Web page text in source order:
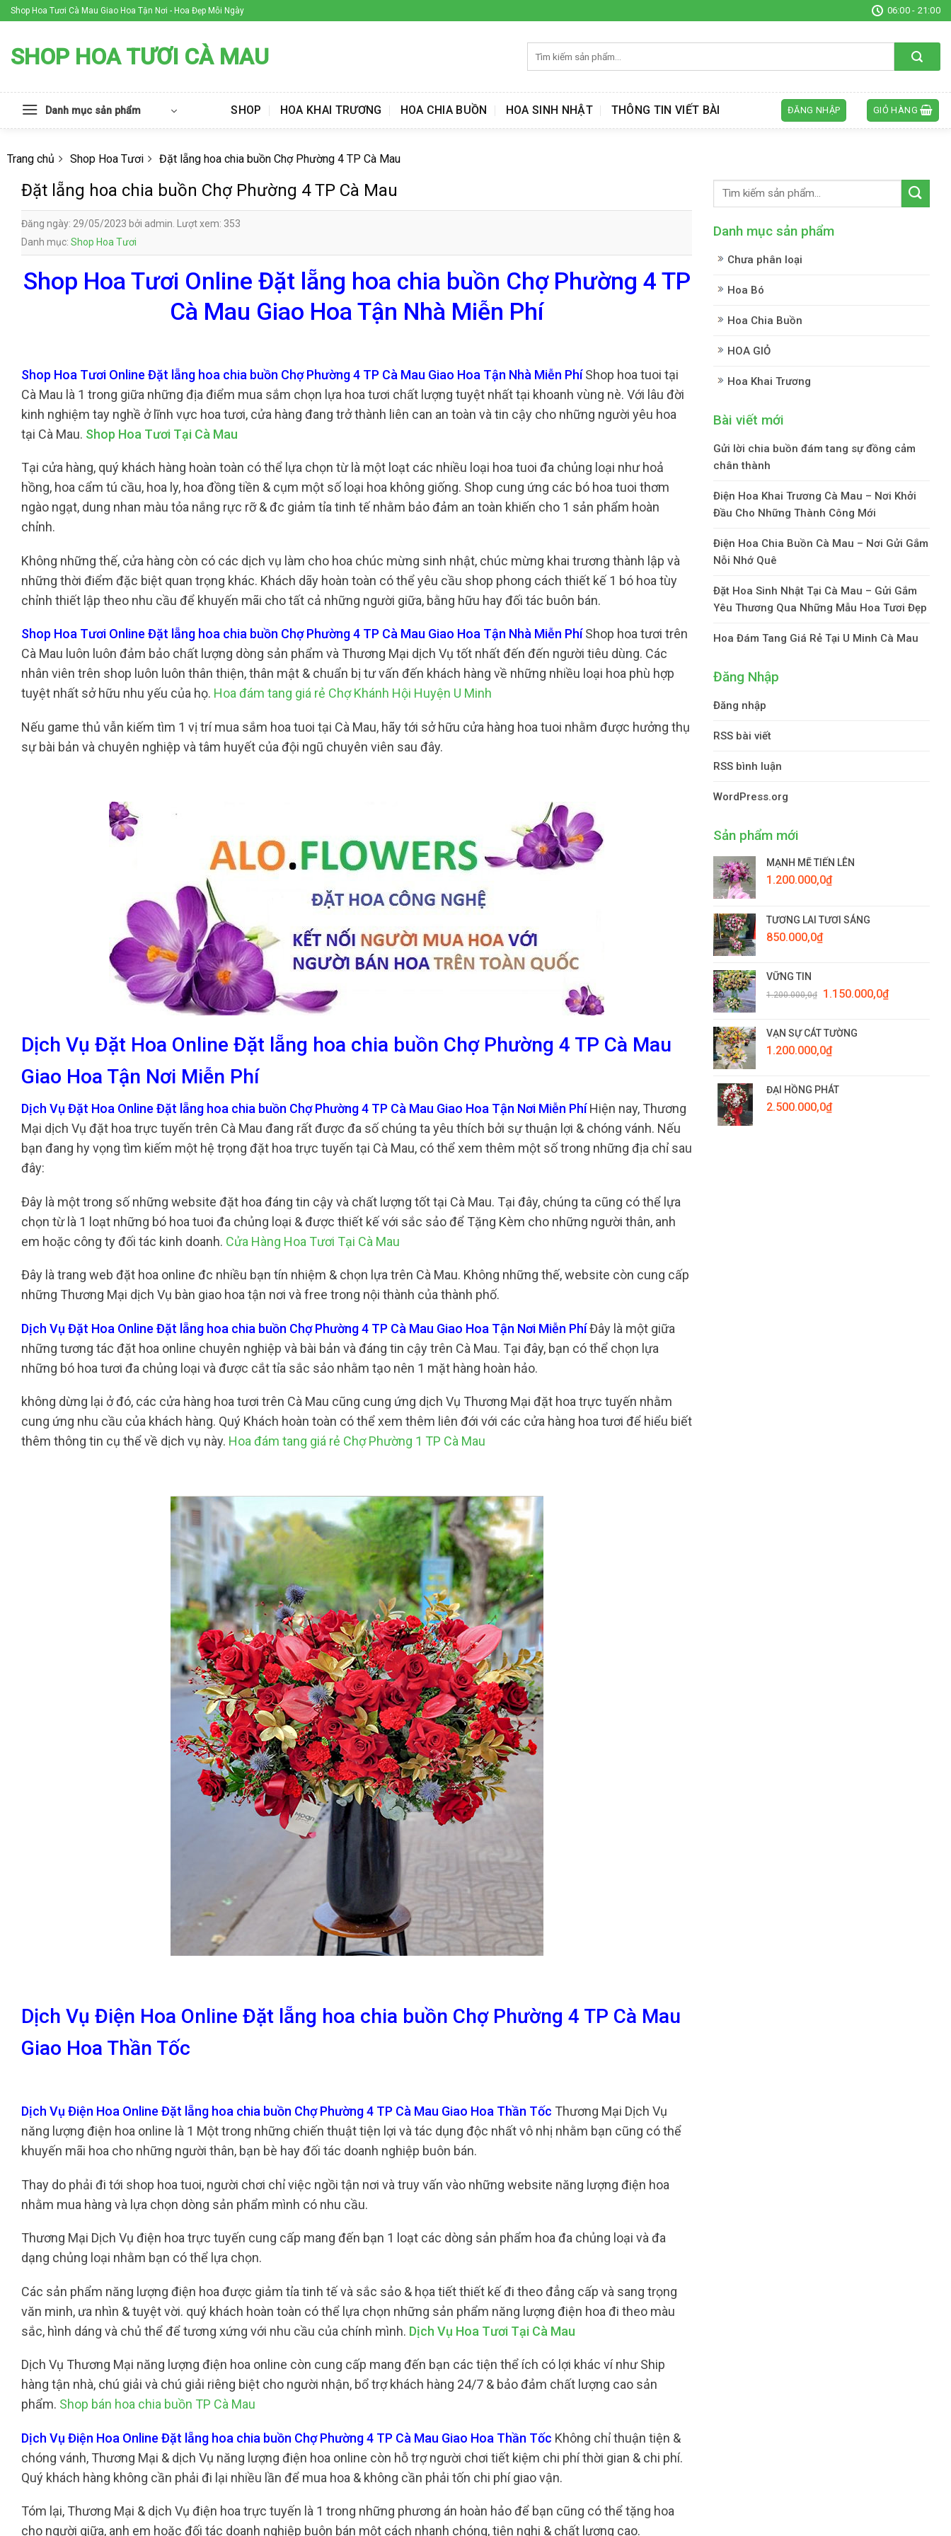
Skip
to
Shop Hoa Tươi Cà Mau Giao Hoa Tận Nơi - Hoa Đẹp Mỗi Ngày 06:00 - 21:00
SHOP HOA TƯƠI CÀ MAU
kiếm:
Danh mục sản phẩm SHOP HOA KHAI TRƯƠNG HOA CHIA BUỒN HOA SINH NHẬT THÔNG TIN VIẾT BÀI ĐĂNG NHẬP GIỎ HÀNG
Trang chủ Shop Hoa Tươi Đặt lẵng hoa chia buồn Chợ Phường 4 TP Cà Mau
Đặt lẵng hoa chia buồn Chợ Phường 4 TP Cà Mau
Đăng ngày: 29/05/2023 bởi admin. Lượt xem: 353
Danh mục: Shop Hoa Tươi
Shop Hoa Tươi Online Đặt lẵng hoa chia buồn Chợ Phường 4 TP
Cà Mau Giao Hoa Tận Nhà Miễn Phí
Shop Hoa Tươi Online Đặt lẵng hoa chia buồn Chợ Phường 4 TP Cà Mau Giao Hoa Tận Nhà Miễn PhíShop hoa tuoi tại
Cà Mau là 1 trong giữa những địa điểm mua sắm chọn lựa hoa tươi chất lượng tuyệt nhất tại khoanh vùng nè. Với lâu đời
kinh nghiệm tay nghề ở lĩnh vực hoa tươi, cửa hàng đang trở thành liên can an toàn và tin cậy cho những người yêu hoa
tại Cà Mau. Shop Hoa Tươi Tại Cà Mau
Tại cửa hàng, quý khách hàng hoàn toàn có thể lựa chọn từ là một loạt các nhiều loại hoa tuoi đa chủng loại như hoả
hồng, hoa cẩm tú cầu, hoa ly, hoa đồng tiền & cụm một số loại hoa không giống. Shop cung ứng các bó hoa tuoi thơm
ngào ngạt, dung nhan màu tỏa nắng rực rỡ & đc giảm tỉa tinh tế nhằm bảo đảm an toàn khiến cho 1 sản phẩm hoàn
chỉnh.
Không những thế, cửa hàng còn có các dịch vụ làm cho hoa chúc mừng sinh nhật, chúc mừng khai trương thành lập và
những thời điểm đặc biệt quan trọng khác. Khách dãy hoàn toàn có thể yêu cầu shop phong cách thiết kế 1 bó hoa tùy
chỉnh thiết lập theo nhu cầu để khuyến mãi cho tất cả những người giữa, bằng hữu hay đối tác buôn bán.
Shop Hoa Tươi Online Đặt lẵng hoa chia buồn Chợ Phường 4 TP Cà Mau Giao Hoa Tận Nhà Miễn PhíShop hoa tươi trên
Cà Mau luôn luôn đảm bảo chất lượng dòng sản phẩm và Thương Mại dịch Vụ tốt nhất đến đến người tiêu dùng. Các
nhân viên trên shop luôn luôn thân thiện, thân mật & chuẩn bị tư vấn đến khách hàng về những nhiều loại hoa phù hợp
tuyệt nhất sở hữu nhu yếu của họ. Hoa đám tang giá rẻ Chợ Khánh Hội Huyện U Minh
Nếu game thủ vẫn kiếm tìm 1 vị trí mua sắm hoa tuoi tại Cà Mau, hãy tới sở hữu cửa hàng hoa tuoi nhằm được hưởng thụ
sự bài bản và chuyên nghiệp và tâm huyết của đội ngũ chuyên viên sau đây.
Dịch Vụ Đặt Hoa Online Đặt lẵng hoa chia buồn Chợ Phường 4 TP Cà Mau
Giao Hoa Tận Nơi Miễn Phí
Dịch Vụ Đặt Hoa Online Đặt lẵng hoa chia buồn Chợ Phường 4 TP Cà Mau Giao Hoa Tận Nơi Miễn PhíHiện nay, Thương
Mại dịch Vụ đặt hoa trực tuyến trên Cà Mau đang rất được đa số chúng ta yêu thích bởi sự thuận lợi & chóng vánh. Nếu
bạn đang hy vọng tìm kiếm một hệ trọng đặt hoa trực tuyến tại Cà Mau, có thể xem thêm một số trong những địa chỉ sau
đây:
Đây là một trong số những website đặt hoa đáng tin cậy và chất lượng tốt tại Cà Mau. Tại đây, chúng ta cũng có thể lựa
chọn từ là 1 loạt những bó hoa tuoi đa chủng loại & được thiết kế với sắc sảo để Tặng Kèm cho những người thân, anh
em hoặc công ty đối tác kinh doanh. Cửa Hàng Hoa Tươi Tại Cà Mau
Đây là trang web đặt hoa online đc nhiều bạn tín nhiệm & chọn lựa trên Cà Mau. Không những thế, website còn cung cấp
những Thương Mại dịch Vụ bàn giao hoa tận nơi và free trong nội thành của thành phố.
Dịch Vụ Đặt Hoa Online Đặt lẵng hoa chia buồn Chợ Phường 4 TP Cà Mau Giao Hoa Tận Nơi Miễn PhíĐây là một giữa
những tương tác đặt hoa online chuyên nghiệp và bài bản và đáng tin cậy trên Cà Mau. Tại đây, bạn có thể chọn lựa
những bó hoa tươi đa chủng loại và được cắt tỉa sắc sảo nhằm tạo nên 1 mặt hàng hoàn hảo.
không dừng lại ở đó, các cửa hàng hoa tươi trên Cà Mau cũng cung ứng dịch Vụ Thương Mại đặt hoa trực tuyến nhằm
cung ứng nhu cầu của khách hàng. Quý Khách hoàn toàn có thể xem thêm liên đới với các cửa hàng hoa tươi để hiểu biết
thêm thông tin cụ thể về dịch vụ này. Hoa đám tang giá rẻ Chợ Phường 1 TP Cà Mau
Dịch Vụ Điện Hoa Online Đặt lẵng hoa chia buồn Chợ Phường 4 TP Cà Mau
Giao Hoa Thần Tốc
Dịch Vụ Điện Hoa Online Đặt lẵng hoa chia buồn Chợ Phường 4 TP Cà Mau Giao Hoa Thần Tốc Thương Mại Dịch Vụ
năng lượng điện hoa online là 1 Một trong những chiến thuật tiện lợi và tác dụng độc nhất vô nhị nhằm bạn cũng có thể
khuyến mãi hoa cho những người thân, bạn bè hay đối tác doanh nghiệp buôn bán.
Thay do phải đi tới shop hoa tuoi, người chơi chỉ việc ngồi tận nơi và truy vấn vào những website năng lượng điện hoa
nhằm mua hàng và lựa chọn dòng sản phẩm mình có nhu cầu.
Thương Mại Dịch Vụ điện hoa trực tuyến cung cấp mang đến bạn 1 loạt các dòng sản phẩm hoa đa chủng loại và đa
dạng chủng loại nhằm bạn có thể lựa chọn.
Các sản phẩm năng lượng điện hoa được giảm tỉa tinh tế và sắc sảo & họa tiết thiết kế đi theo đẳng cấp và sang trọng
văn minh, ưa nhìn & tuyệt vời. quý khách hoàn toàn có thể lựa chọn những sản phẩm năng lượng điện hoa đi theo màu
sắc, hình dáng và chủ thể để tương xứng với nhu cầu của chính mình. Dịch Vụ Hoa Tươi Tại Cà Mau
Dịch Vụ Thương Mại năng lượng điện hoa online còn cung cấp mang đến bạn các tiện thể ích có lợi khác ví như Ship
hàng tận nhà, chú giải và chú giải riêng biệt cho người nhận, bổ trợ khách hàng 24/7 & bảo đảm chất lượng cao sản
phẩm. Shop bán hoa chia buồn TP Cà Mau
Dịch Vụ Điện Hoa Online Đặt lẵng hoa chia buồn Chợ Phường 4 TP Cà Mau Giao Hoa Thần Tốc Không chỉ thuận tiện &
chóng vánh, Thương Mại & dịch Vụ năng lượng điện hoa online còn hỗ trợ người chơi tiết kiệm chi phí thời gian & chi phí.
Quý khách hàng không cần phải đi lại nhiều lần để mua hoa & không cần phải tốn chi phí giao vận.
Tóm lại, Thương Mại & dịch Vụ điện hoa trực tuyến là 1 trong những phương án hoàn hảo để bạn cũng có thể tặng hoa
cho người giữa, anh em hoặc đối tác doanh nghiệp buôn bán một cách nhanh chóng, tiện nghi & chất lượng cao.
Danh mục sản phẩm
Chưa phân loại
Hoa Bó
Hoa Chia Buồn
HOA GIỎ
Hoa Khai Trương
Bài viết mới
Gửi lời chia buồn đám tang sự đồng cảm
chân thành
Điện Hoa Khai Trương Cà Mau – Nơi Khởi
Đầu Cho Những Thành Công Mới
Điện Hoa Chia Buồn Cà Mau – Nơi Gửi Gắm
Nỗi Nhớ Quê
Đặt Hoa Sinh Nhật Tại Cà Mau – Gửi Gắm
Yêu Thương Qua Những Mẫu Hoa Tươi Đẹp
Hoa Đám Tang Giá Rẻ Tại U Minh Cà Mau
Đăng Nhập
Đăng nhập
RSS bài viết
RSS bình luận
WordPress.org
Sản phẩm mới
MẠNH MẼ TIẾN LÊN
1.200.000,0₫
TƯƠNG LAI TƯƠI SÁNG
850.000,0₫
VỮNG TIN
1.200.000,0₫
Giá
1.200.000,0₫.
1.150.000,0₫Giá
VẠN SỰ CÁT TƯỜNG
1.200.000,0₫
ĐẠI HỒNG PHÁT
2.500.000,0₫